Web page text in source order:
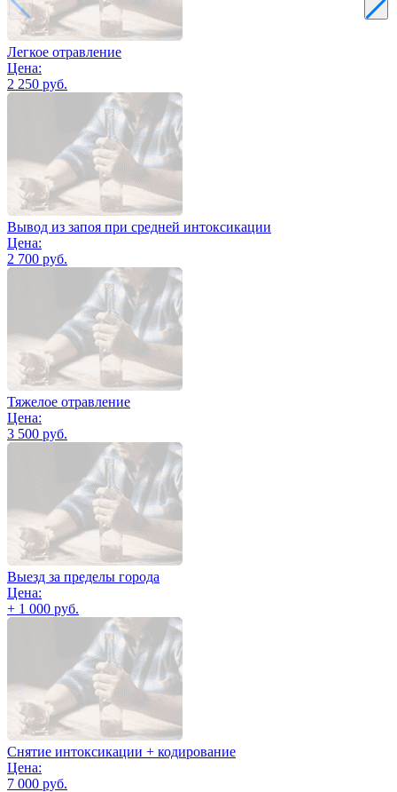
Легкое отравление
Цена:
2 250 руб.
Вывод из запоя при средней интоксикации
Цена:
2 700 руб.
Тяжелое отравление
Цена:
3 500 руб.
Выезд за пределы города
Цена:
+ 1 000 руб.
Снятие интоксикации + кодирование
Цена:
7 000 руб.